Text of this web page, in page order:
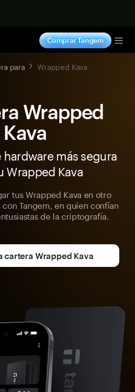
Comprar Tangem
para Wrapped Kava
Wrapped
Kava
hardware más segura
Wrapped Kava
tus Wrapped Kava en otro
Tangem, en quien confían
de la criptografía.
cartera Wrapped Kava